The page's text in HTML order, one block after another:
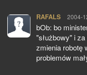
RAFALS pisze:
2004-
bOb: bo
"służbowy" i
zmienia robotę
problemów